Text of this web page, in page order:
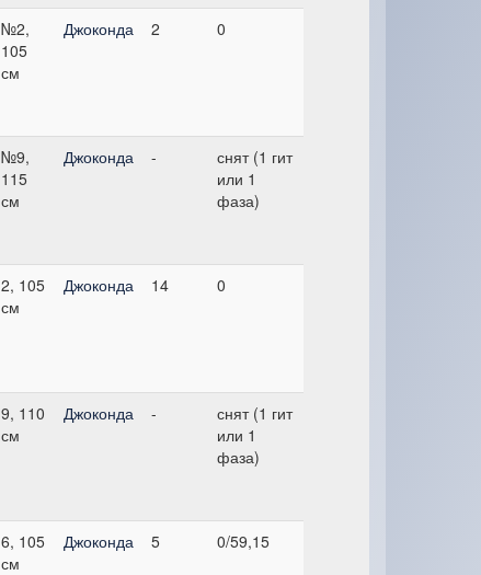
№2,
105
см
Джоконда 2 0
№9,
115
см
Джоконда -
снят (1 гит
или 1
фаза)
2, 105
см
Джоконда 14 0
9, 110
см
Джоконда -
снят (1 гит
или 1
фаза)
6, 105
см
Джоконда 5 0/59,15